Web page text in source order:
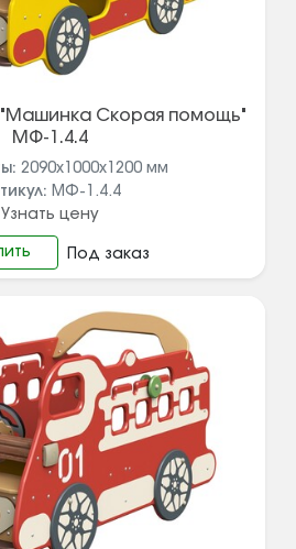
Скорая помощь"
МФ-1.4.4
2090х1000х1200 мм
МФ-1.4.4
Узнать цену
Под заказ